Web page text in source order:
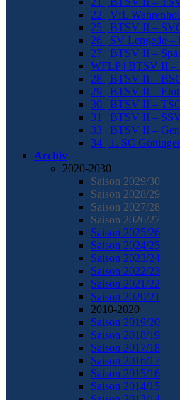
22 | VfL
25 | BTSV II –
26 | SV Lengede
27 | BTSV II –
WFLP | BTSV II –
28 | BTSV II –
29 | BTSV II –
30 | BTSV II –
31 | BTSV II –
33 | BTSV II –
34 | 1. SC
Archiv
2020-2030
Saison 2029/30
Saison 2028/29
Saison 2027/28
Saison 2026/27
Saison 2025/26
Saison 2024/25
Saison 2023/24
Saison 2022/23
Saison 2021/22
Saison 2020/21
2010-2020
Saison 2019/20
Saison 2018/19
Saison 2017/18
Saison 2016/17
Saison 2015/16
Saison 2014/15